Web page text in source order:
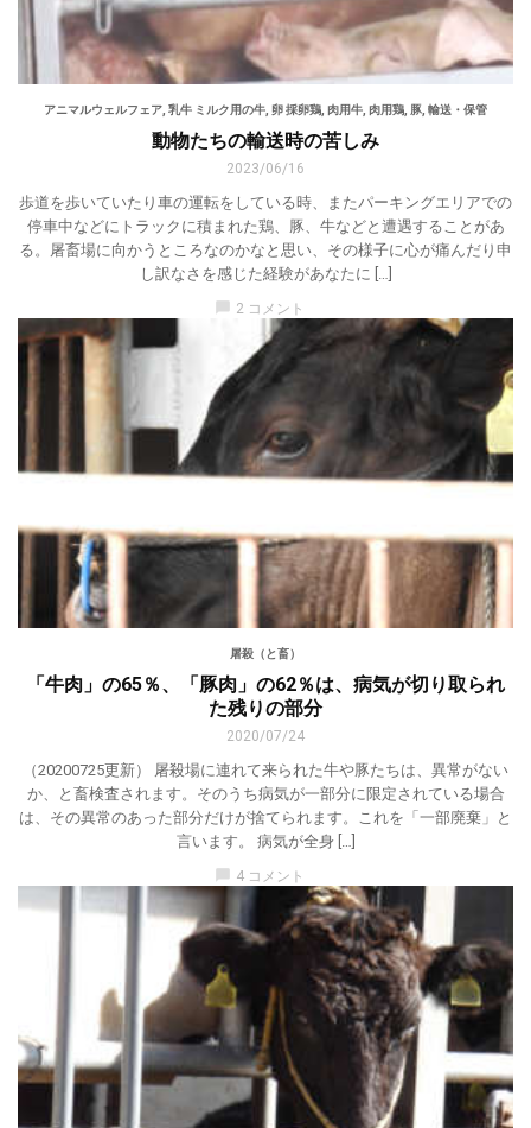
アニマルウェルフェア 乳牛 ミルク用の牛 卵 採卵鶏 肉用牛 肉用鶏 豚 輸送・保管
動物たちの輸送時の苦しみ
2023/06/16
歩道を歩いていたり車の運転をしている時、またパーキングエリアでの
停車中などにトラックに積まれた鶏、豚、牛などと遭遇することがあ
る。屠畜場に向かうところなのかなと思い、その様子に心が痛んだり申
し訳なさを感じた経験があなたに […]
2 コメント
屠殺（と畜）
「牛肉」の65％、「豚肉」の62％は、病気が切り取られ
た残りの部分
2020/07/24
（20200725更新） 屠殺場に連れて来られた牛や豚たちは、異常がない
か、と畜検査されます。そのうち病気が一部分に限定されている場合
は、その異常のあった部分だけが捨てられます。これを「一部廃棄」と
言います。 病気が全身 […]
4 コメント